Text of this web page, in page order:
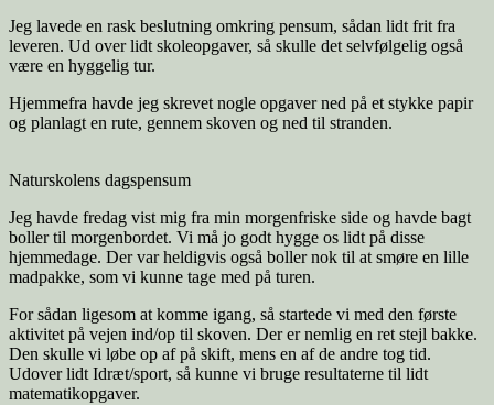
Jeg lavede en rask beslutning omkring pensum, sådan lidt frit fra
leveren. Ud over lidt skoleopgaver, så skulle det selvfølgelig også
være en hyggelig tur.
Hjemmefra havde jeg skrevet nogle opgaver ned på et stykke papir
og planlagt en rute, gennem skoven og ned til stranden.
Naturskolens dagspensum
Jeg havde fredag vist mig fra min morgenfriske side og havde bagt
boller til morgenbordet. Vi må jo godt hygge os lidt på disse
hjemmedage. Der var heldigvis også boller nok til at smøre en lille
madpakke, som vi kunne tage med på turen.
For sådan ligesom at komme igang, så startede vi med den første
aktivitet på vejen ind/op til skoven. Der er nemlig en ret stejl bakke.
Den skulle vi løbe op af på skift, mens en af de andre tog tid.
Udover lidt Idræt/sport, så kunne vi bruge resultaterne til lidt
matematikopgaver.